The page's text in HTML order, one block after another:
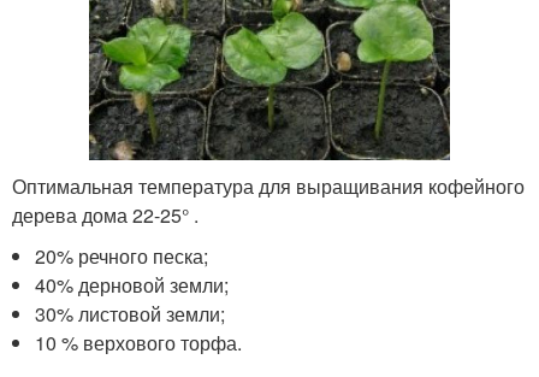
Оптимальная температура для выращивания кофейного
дерева дома 22-25° .
20% речного песка;
40% дерновой земли;
30% листовой земли;
10 % верхового торфа.